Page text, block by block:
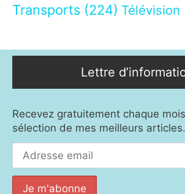
Transports (224) Télévision
Lettre
Recevez gratuitement chaque
sélection de mes meilleurs articles.